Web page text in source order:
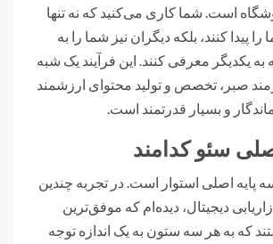
است. شما کاری می‌کنید که نه تنها
پیدا کنند، بلکه دیگران نیز شما را به
به یکدیگر معرفی کنند. این فرآیند یک شبه
صبر، تخصص و تولید محتوای ارزشمند
و بسیار قدرتمند است.
سئو کدامند
پایه اصلی استوار است. در تجربه چندین
دیجیتال، دیده‌ام که موفق‌ترین
که به هر سه ستون به یک اندازه توجه